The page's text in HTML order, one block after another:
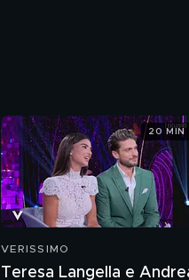
VERISSIMO
Teresa Langella e
20 MIN